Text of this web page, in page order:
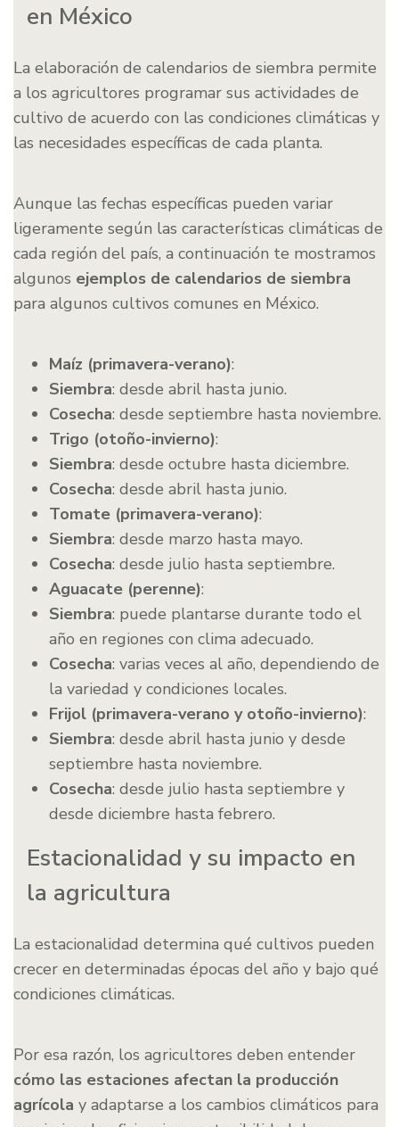
en México
La elaboración de calendarios de siembra permite
a los agricultores programar sus actividades de
cultivo de acuerdo con las condiciones climáticas y
las necesidades específicas de cada planta.
Aunque las fechas específicas pueden variar
ligeramente según las características climáticas de
cada región del país, a continuación te mostramos
algunos ejemplos de calendarios de siembra
para algunos cultivos comunes en México.
Maíz (primavera-verano):
Siembra: desde abril hasta junio.
Cosecha: desde septiembre hasta noviembre.
Trigo (otoño-invierno):
Siembra: desde octubre hasta diciembre.
Cosecha: desde abril hasta junio.
Tomate (primavera-verano):
Siembra: desde marzo hasta mayo.
Cosecha: desde julio hasta septiembre.
Aguacate (perenne):
Siembra: puede plantarse durante todo el
año en regiones con clima adecuado.
Cosecha: varias veces al año, dependiendo de
la variedad y condiciones locales.
Frijol (primavera-verano y otoño-invierno):
Siembra: desde abril hasta junio y desde
septiembre hasta noviembre.
Cosecha: desde julio hasta septiembre y
desde diciembre hasta febrero.
Estacionalidad y su impacto en
la agricultura
La estacionalidad determina qué cultivos pueden
crecer en determinadas épocas del año y bajo qué
condiciones climáticas.
Por esa razón, los agricultores deben entender
cómo las estaciones afectan la producción
agrícola y adaptarse a los cambios climáticos para